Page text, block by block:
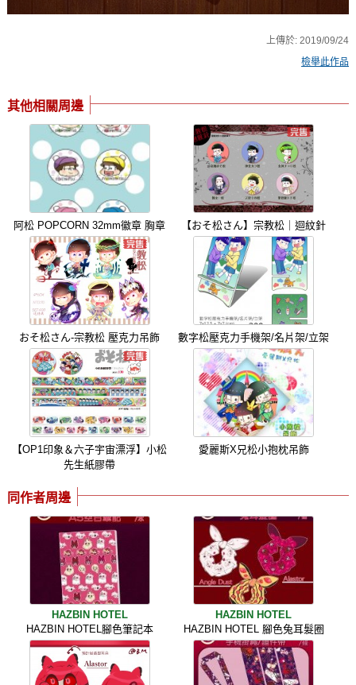
上傳於:2019/09/24
檢舉此作品
其他相關周邊
阿松 POPCORN 32mm徽章 胸章 【おそ松さん】宗教松｜迴紋針
おそ松さん-宗教松 壓克力吊飾 數字松壓克力手機架/名片架/立架
【OP1印象＆六子宇宙漂浮】小松
先生紙膠帶
愛麗斯X兄松小抱枕吊飾
同作者周邊
HAZBIN HOTEL
HAZBIN HOTEL腳色筆記本
HAZBIN HOTEL
HAZBIN HOTEL 腳色兔耳髮圈